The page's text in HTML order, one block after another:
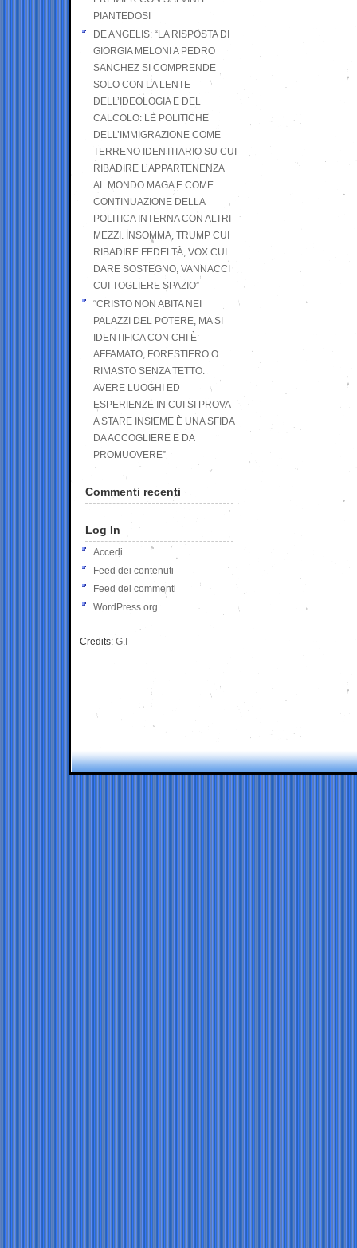
PIANTEDOSI
DE ANGELIS: “LA RISPOSTA DI
GIORGIA MELONI A PEDRO
SANCHEZ SI COMPRENDE
SOLO CON LA LENTE
DELL’IDEOLOGIA E DEL
CALCOLO: LE POLITICHE
DELL’IMMIGRAZIONE COME
TERRENO IDENTITARIO SU CUI
RIBADIRE L’APPARTENENZA
AL MONDO MAGA E COME
CONTINUAZIONE DELLA
POLITICA INTERNA CON ALTRI
MEZZI. INSOMMA, TRUMP CUI
RIBADIRE FEDELTÀ, VOX CUI
DARE SOSTEGNO, VANNACCI
CUI TOGLIERE SPAZIO”
“CRISTO NON ABITA NEI
PALAZZI DEL POTERE, MA SI
IDENTIFICA CON CHI È
AFFAMATO, FORESTIERO O
RIMASTO SENZA TETTO.
AVERE LUOGHI ED
ESPERIENZE IN CUI SI PROVA
A STARE INSIEME È UNA SFIDA
DA ACCOGLIERE E DA
PROMUOVERE”
Commenti recenti
Log In
Accedi
Feed dei contenuti
Feed dei commenti
WordPress.org
Credits: G.I